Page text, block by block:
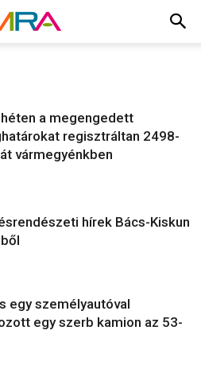
a megengedett
regisztráltan 2498-
vármegyénkben
hírek Bács-Kiskun
egy személyautóval
egy szerb kamion az 53-